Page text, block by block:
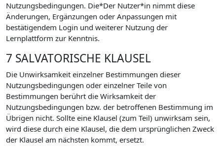
Nutzungsbedingungen. Die*Der Nutzer*in nimmt diese
Änderungen, Ergänzungen oder Anpassungen mit
bestätigendem Login und weiterer Nutzung der
Lernplattform zur Kenntnis.
7 SALVATORISCHE KLAUSEL
Die Unwirksamkeit einzelner Bestimmungen dieser
Nutzungsbedingungen oder einzelner Teile von
Bestimmungen berührt die Wirksamkeit der
Nutzungsbedingungen bzw. der betroffenen Bestimmung im
Übrigen nicht. Sollte eine Klausel (zum Teil) unwirksam sein,
wird diese durch eine Klausel, die dem ursprünglichen Zweck
der Klausel am nächsten kommt, ersetzt.